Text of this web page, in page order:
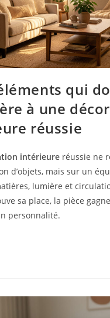
qui
à une
réussie
intérieure réussie ne
d’objets, mais sur un
lumière et
sa place, la pièce
personnalité.